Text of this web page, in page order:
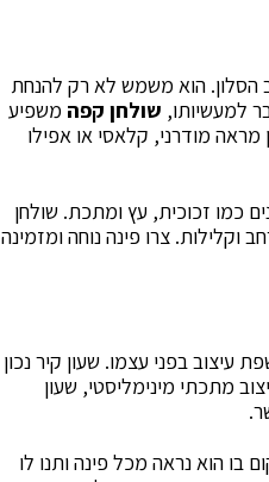
הסלון. הוא משמש לא רק להנחת
למעשיותו, שולחן קפה משפיע
מראה מודרני, קלאסי או אפילו
כמו זכוכית, עץ ומתכת. שולחן
וקלילות. צרו פינה נוחה ומזמינה
בפני עצמו. שעון קיר נכון
מתכתי מינימליסטי, שעון
בו הוא נראה מכל פינה ותנו לו